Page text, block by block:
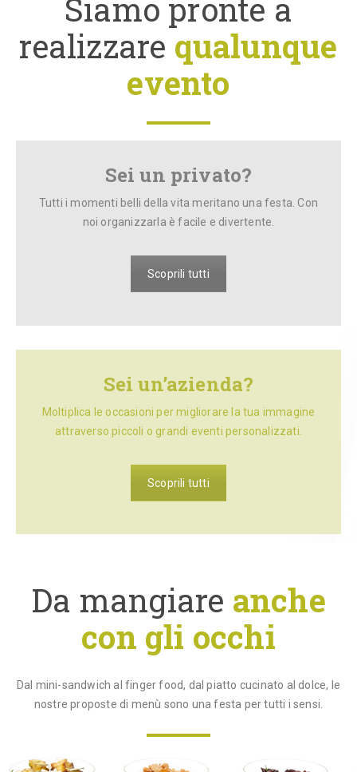
Siamo pronte a
realizzare qualunque
evento
Sei un privato?
Tutti i momenti belli della vita meritano una festa. Con
noi organizzarla è facile e divertente.
Scoprili tutti
Sei un’azienda?
Moltiplica le occasioni per migliorare la tua immagine
attraverso piccoli o grandi eventi personalizzati.
Scoprili tutti
Da mangiare anche
con gli occhi
Dal mini-sandwich al finger food, dal piatto cucinato al dolce, le
nostre proposte di menù sono una festa per tutti i sensi.